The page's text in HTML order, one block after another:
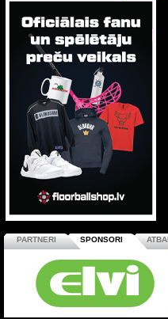
PARTNERI SPONSORI